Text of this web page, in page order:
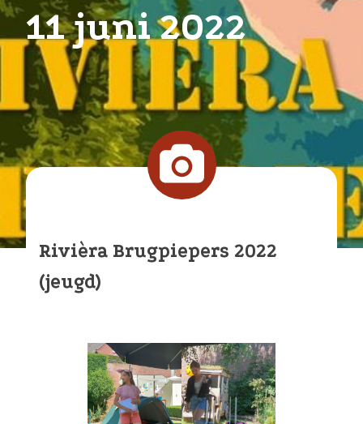
11 juni 2022
Rivièra Brugpiepers 2022
(jeugd)